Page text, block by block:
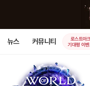
뉴스 커뮤니티
로스트아크
기대평 이